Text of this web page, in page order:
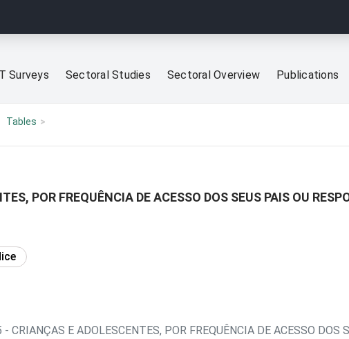
Surveys Sectoral Studies Sectoral Overview Publications
Tables
POR FREQUÊNCIA DE ACESSO DOS SEUS PAIS OU
CRIANÇAS E ADOLESCENTES, POR FREQUÊNCIA DE ACESSO